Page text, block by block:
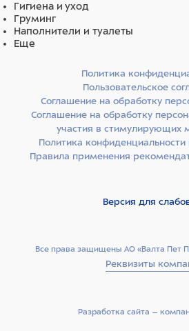
Гигиена и уход
Груминг
Наполнители и туалеты
Еще
Все права защищены АО «Валта Пет
Реквизиты
Политика
Пользовательское
Соглашение на обработку
Соглашение на обработку
участия в стимулирующих
Политика конфиденциальности
Правила применения
Версия для
Разработка сайта –­